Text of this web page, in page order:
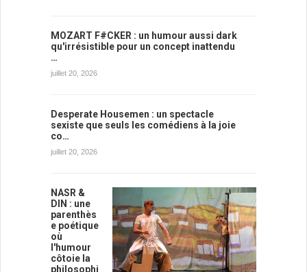
MOZART F#CKER : un humour aussi dark
qu'irrésistible pour un concept inattendu
…
juillet 20, 2026
Desperate Housemen : un spectacle
sexiste que seuls les comédiens à la joie
co…
juillet 20, 2026
NASR &
DIN : une
parenthès
e poétique
où
l'humour
côtoie la
philosophi